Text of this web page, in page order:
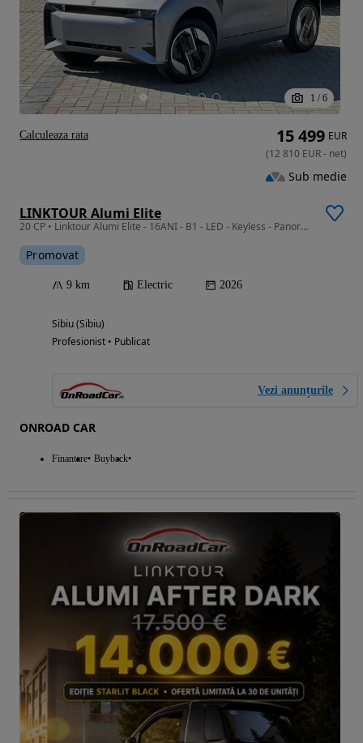
1 / 6
LINKTOUR Alumi Elite
20 CP • Linktour Alumi Elite - 16ANI - B1 - LED - Keyless - Panoramic - Piele
Promovat
9 km Electric 2026
Sibiu (Sibiu)
Profesionist • Publicat
Vezi anunțurile
ONROAD CAR
Finantare Buyback
15 499 EUR
(12 810 EUR- net)
Sub medie
Calculeaza rata